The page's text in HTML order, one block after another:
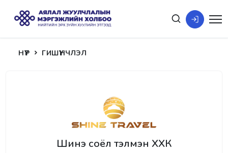
НҮҮР ГИШҮҮНЧЛЭЛ
Шинэ соёл тэлмэн ХХК